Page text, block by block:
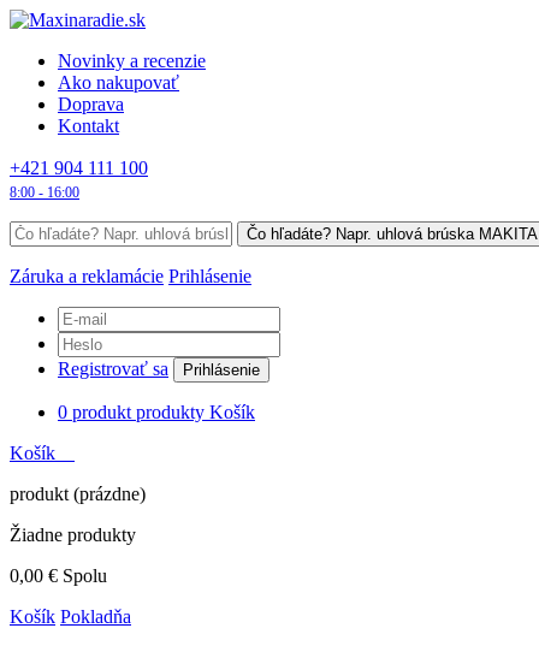
Novinky a recenzie
Ako nakupovať
Doprava
Kontakt
+421 904 111 100
8:00 - 16:00
Záruka a reklamácie Prihlásenie
Registrovať sa Prihlásenie
0 produkt produkty Košík
Košík
produkt (prázdne)
Žiadne produkty
0,00 € Spolu
Košík Pokladňa